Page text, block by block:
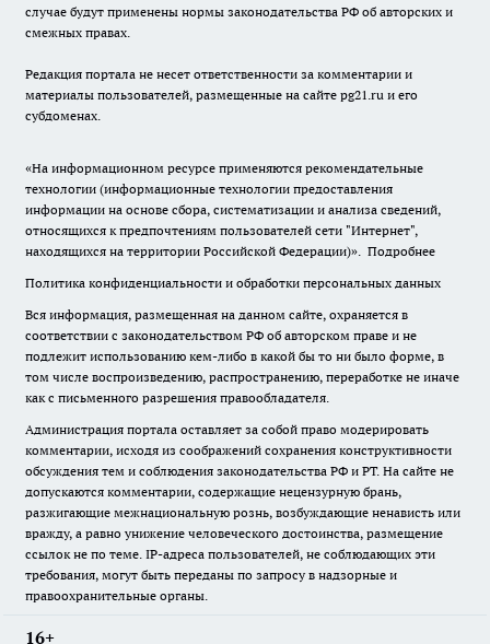
случае будут применены нормы законодательства РФ об авторских и
смежных правах.
Редакция портала не несет ответственности за комментарии и
материалы пользователей, размещенные на сайте pg21.ru и его
субдоменах.
«На информационном ресурсе применяются рекомендательные
технологии (информационные технологии предоставления
информации на основе сбора, систематизации и анализа сведений,
относящихся к предпочтениям пользователей сети "Интернет",
находящихся на территории Российской Федерации)». Подробнее
Политика конфиденциальности и обработки персональных данных
Вся информация, размещенная на данном сайте, охраняется в
соответствии с законодательством РФ об авторском праве и не
подлежит использованию кем-либо в какой бы то ни было форме, в
том числе воспроизведению, распространению, переработке не иначе
как с письменного разрешения правообладателя.
Администрация портала оставляет за собой право модерировать
комментарии, исходя из соображений сохранения конструктивности
обсуждения тем и соблюдения законодательства РФ и РТ. На сайте не
допускаются комментарии, содержащие нецензурную брань,
разжигающие межнациональную рознь, возбуждающие ненависть или
вражду, а равно унижение человеческого достоинства, размещение
ссылок не по теме. IP-адреса пользователей, не соблюдающих эти
требования, могут быть переданы по запросу в надзорные и
правоохранительные органы.
16+